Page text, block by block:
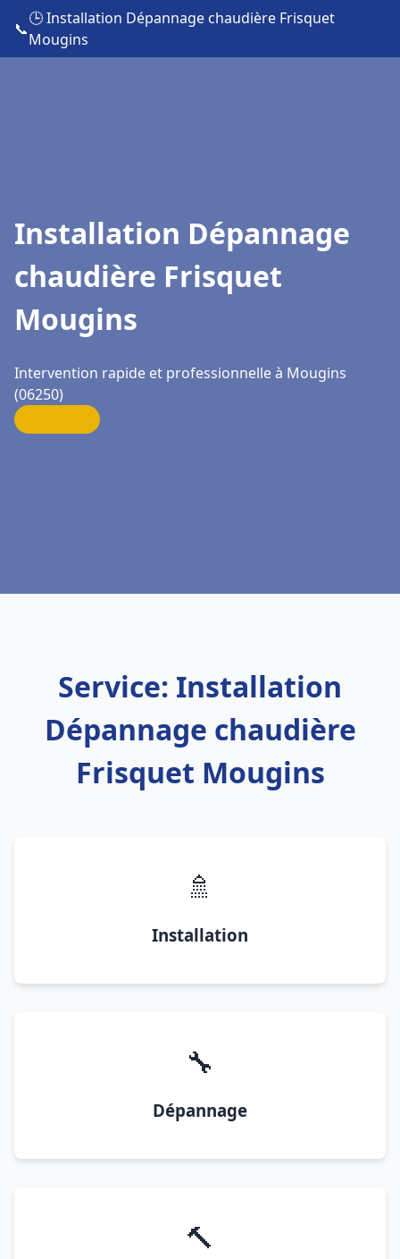
📞
🕒 Installation Dépannage chaudière Frisquet
Mougins
Installation Dépannage
chaudière Frisquet
Mougins
Intervention rapide et professionnelle à Mougins
(06250)
Service: Installation
Dépannage chaudière
Frisquet Mougins
🚿
Installation
🔧
Dépannage
🔨